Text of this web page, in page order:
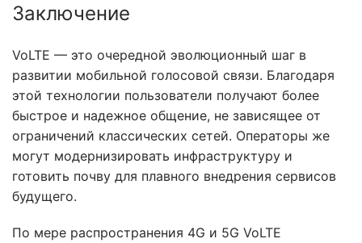
Заключение
VoLTE — это очередной эволюционный шаг в
развитии мобильной голосовой связи. Благодаря
этой технологии пользователи получают более
быстрое и надежное общение, не зависящее от
ограничений классических сетей. Операторы же
могут модернизировать инфраструктуру и
готовить почву для плавного внедрения сервисов
будущего.
По мере распространения 4G и 5G VoLTE